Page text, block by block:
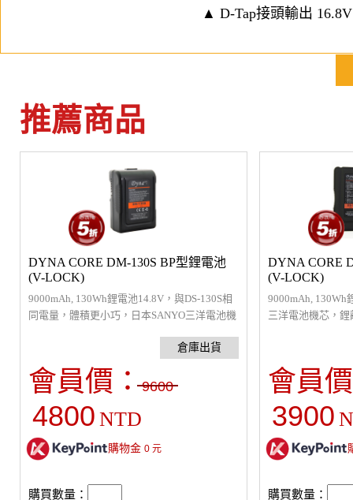
▲ D-Tap接頭輸出
推薦商品
DYNA CORE DM-130S BP型鋰電池
(V-LOCK)
9000mAh, 130Wh鋰電池14.8V，與DS-130S相
同電量，體積更小巧，日本SANYO三洋電池機
路等，內置5個LED電源指示燈，可搭配內置電
源分接頭同時供應相機、螢幕…等。
會員價：9600
4800 NTD
購物金 0元
購買數量：
DYNA CORE
(V-LOCK)
9000mAh, 130Wh
三洋電池機芯，
等。
會員
3900
購買數量：